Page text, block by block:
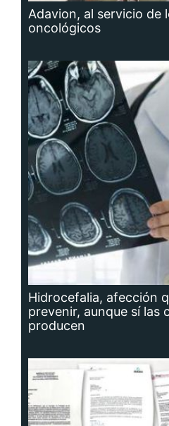
Adavion, al servicio de
oncológicos
Hidrocefalia, afección
prevenir, aunque sí las
producen